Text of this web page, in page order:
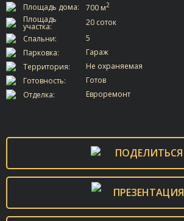
Площадь дома:
700 м2
Площадь
участка:
20 соток
Спальни:
5
Парковка:
Гараж
Территория:
Не охраняемая
Готовность:
Готов
Отделка:
Евроремонт
ПОДЕЛИТЬСЯ
ПРЕЗЕНТАЦИЯ